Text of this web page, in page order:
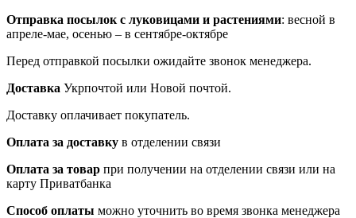
Отправка посылок с луковицами и растениями: весной в
апреле-мае, осенью – в сентябре-октябре
Перед отправкой посылки ожидайте звонок менеджера.
Доставка Укрпочтой или Новой почтой.
Доставку оплачивает покупатель.
Оплата за доставку в отделении связи
Оплата за товар при получении на отделении связи или на
карту Приватбанка
Способ оплаты можно уточнить во время звонка менеджера